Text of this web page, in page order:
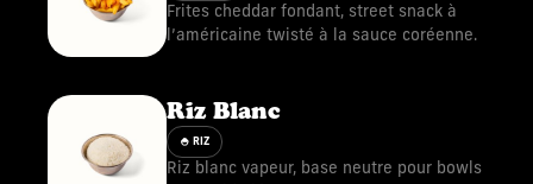
Frites cheddar fondant, street snack à
l’américaine twisté à la sauce coréenne.
Riz Blanc
🍚 RIZ
Riz blanc vapeur, base neutre pour bowls